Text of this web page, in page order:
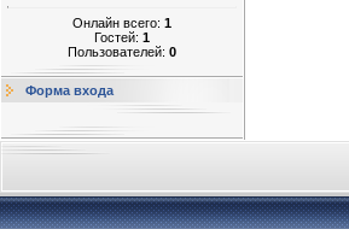
Онлайн всего: 1
Гостей: 1
Пользователей: 0
Форма входа